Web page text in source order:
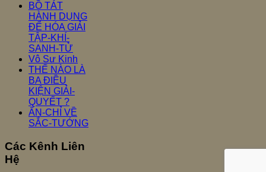
BỒ TÁT
HÀNH DỤNG
ĐỂ HÓA GIẢI
TẬP-KHÍ-
SANH-TỬ
Vô Sư Kinh
THẾ NÀO LÀ
BA ĐIỀU
KIỆN GIẢI-
QUYẾT ?
ẤN-CHỈ VỀ
SẮC-TƯỚNG
Các Kênh Liên
Hệ